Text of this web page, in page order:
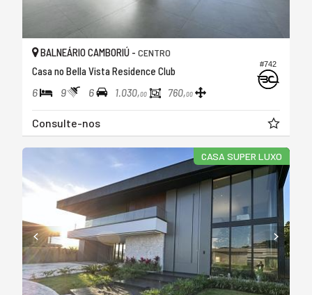
#742
BALNEÁRIO CAMBORIÚ - CENTRO
Casa no Bella Vista Residence Club
6 9 6 1.030,00 760,00
Consulte-nos
CASA SUPER LUXO